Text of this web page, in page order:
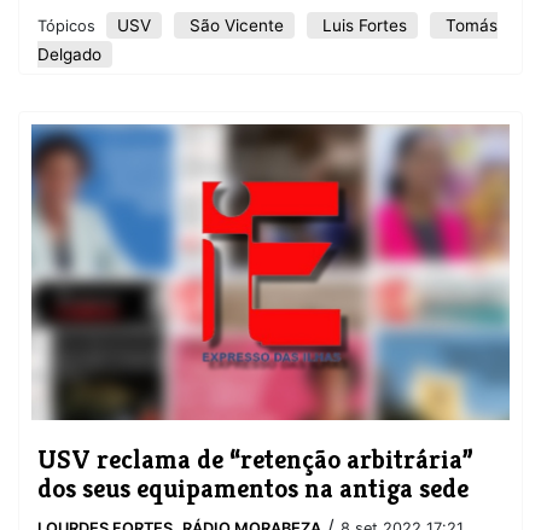
Tópicos USV São Vicente Luis Fortes
Tomás
Delgado
​USV reclama de “retenção arbitrária”
dos seus equipamentos na antiga sede